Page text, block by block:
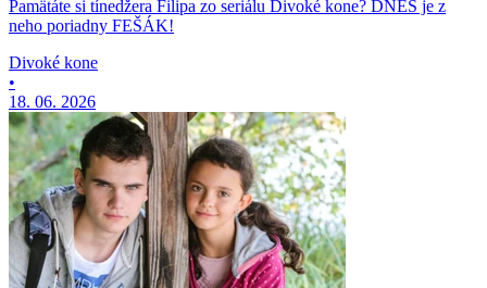
Pamätáte si tínedžera Filipa zo seriálu Divoké kone? DNES je z
neho poriadny FEŠÁK!
Divoké kone
•
18. 06. 2026